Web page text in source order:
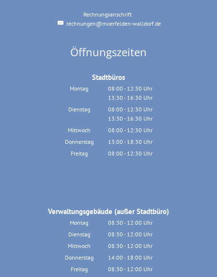
Rechnungsanschrift
rechnungen@moerfelden-walldorf.de
Öffnungszeiten
Stadtbüros
Montag 08:00 - 12:30 Uhr
Von 08:00 bis 12:30 Uhr
13:30 - 16:30 Uhr
Von 13:30 bis 16:30 Uhr
Dienstag 08:00 - 12:30 Uhr
Von 08:00 bis 12:30 Uhr
13:30 - 16:30 Uhr
Von 13:30 bis 16:30 Uhr
Mittwoch 08:00 - 12:30 Uhr
Von 08:00 bis 12:30 Uhr
Donnerstag 13:00 - 18:30 Uhr
Von 13:00 bis 18:30 Uhr
Freitag 08:00 - 12:30 Uhr
Verwaltungsgebäude (außer Stadtbüro)
Montag 08:30 - 12:00 Uhr
Von 08:30 bis 12:00 Uhr
Dienstag 08:30 - 12:00 Uhr
Von 08:30 bis 12:00 Uhr
Mittwoch 08:30 - 12:00 Uhr
Von 08:30 bis 12:00 Uhr
Donnerstag 14:00 - 18:00 Uhr
Von 14:00 bis 18:00 Uhr
Freitag 08:30 - 12:00 Uhr